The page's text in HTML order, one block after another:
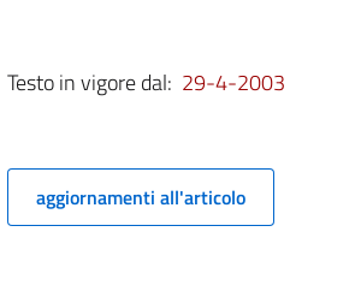
9
11
CAPO III
Contenuto e durata del diritto di
Testo in vigore dal: 29-4-2003
aggiornamenti all'articolo